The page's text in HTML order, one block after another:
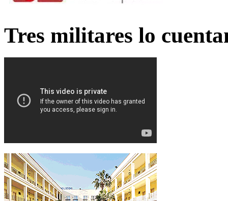
Tres militares lo